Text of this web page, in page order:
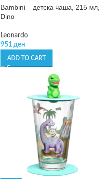
Bambini – детска чаша, 215 мл,
Dino
Leonardo
951 ден
ADD TO CART